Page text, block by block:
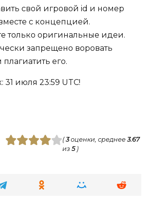
свой игровой id и номер
с концепцией.
только оригинальные идеи.
запрещено воровать
плагиатить его.
июля 23:59 UTC!
(3оценки, среднее3.67
из 5)